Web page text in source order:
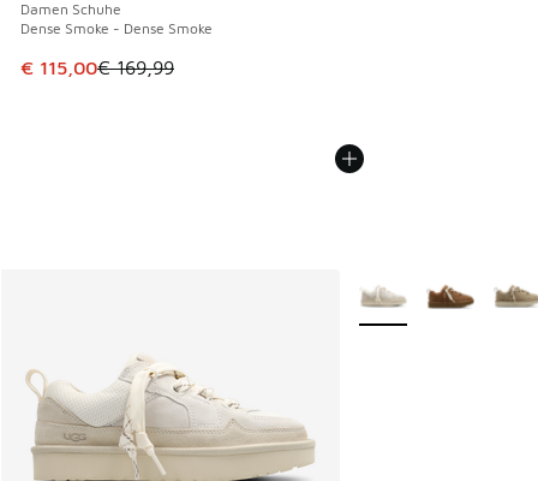
Damen Schuhe
Dense Smoke - Dense Smoke
Dieser Artikel ist im Sale. Der Preis ist von € 169,99 auf €
€ 115,00€ 169,99
Weitere Farben